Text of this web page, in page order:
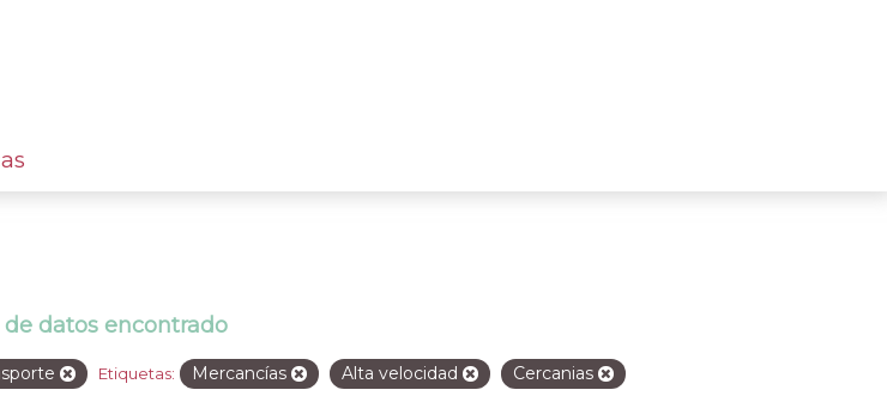
de datos encontrado
Etiquetas: Mercancías Alta velocidad
Cercanias